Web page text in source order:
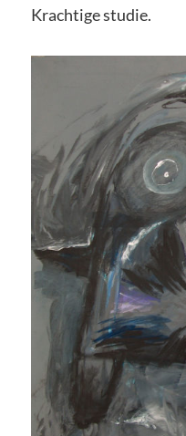
Krachtige studie.